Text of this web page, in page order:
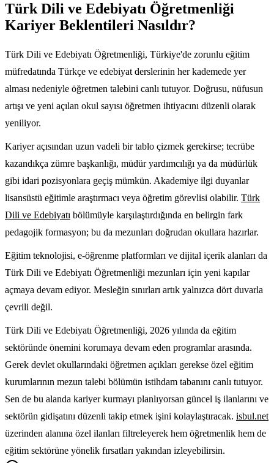
Türk Dili ve Edebiyatı Öğretmenliği
Kariyer Beklentileri Nasıldır?
Türk Dili ve Edebiyatı Öğretmenliği, Türkiye'de zorunlu eğitim
müfredatında Türkçe ve edebiyat derslerinin her kademede yer
alması nedeniyle öğretmen talebini canlı tutuyor. Doğrusu, nüfusun
artışı ve yeni açılan okul sayısı öğretmen ihtiyacını düzenli olarak
yeniliyor.
Kariyer açısından uzun vadeli bir tablo çizmek gerekirse; tecrübe
kazandıkça zümre başkanlığı, müdür yardımcılığı ya da müdürlük
gibi idari pozisyonlara geçiş mümkün. Akademiye ilgi duyanlar
lisansüstü eğitimle araştırmacı veya öğretim görevlisi olabilir. Türk
Dili ve Edebiyatı bölümüyle karşılaştırdığında en belirgin fark
pedagojik formasyon; bu da mezunları doğrudan okullara hazırlar.
Eğitim teknolojisi, e-öğrenme platformları ve dijital içerik alanları da
Türk Dili ve Edebiyatı Öğretmenliği mezunları için yeni kapılar
açmaya devam ediyor. Mesleğin sınırları artık yalnızca dört duvarla
çevrili değil.
Türk Dili ve Edebiyatı Öğretmenliği, 2026 yılında da eğitim
sektöründe önemini korumaya devam eden programlar arasında.
Gerek devlet okullarındaki öğretmen açıkları gerekse özel eğitim
kurumlarının mezun talebi bölümün istihdam tabanını canlı tutuyor.
Sen de bu alanda kariyer kurmayı planlıyorsan güncel iş ilanlarını ve
sektörün gidişatını düzenli takip etmek işini kolaylaştıracak. isbul.net
üzerinden alanına özel ilanları filtreleyerek hem öğretmenlik hem de
eğitim sektörüne yönelik fırsatları yakından izleyebilirsin.